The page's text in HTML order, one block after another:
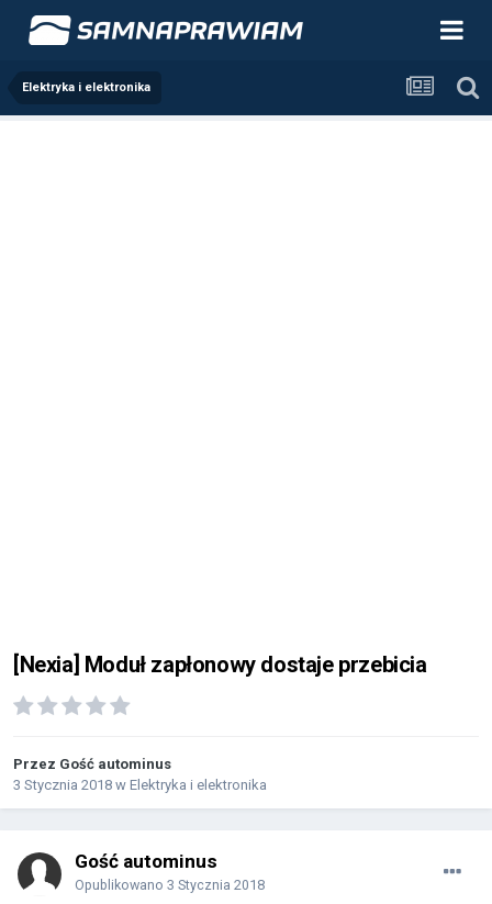
Elektryka i elektronika
[Nexia] Moduł zapłonowy dostaje przebicia
Przez Gość autominus
3 Stycznia 2018 w Elektryka i elektronika
Gość autominus
Opublikowano 3 Stycznia 2018